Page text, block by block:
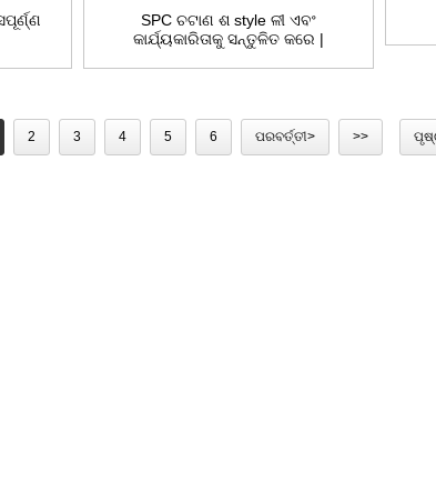
SPC ଚଟାଣ ଶ style ଳୀ ଏବଂ
କାର୍ଯ୍ୟକାରିତାକୁ ସନ୍ତୁଳିତ କରେ |
2 3 4 5 6 ପରବର୍ତ୍ତୀ> >>